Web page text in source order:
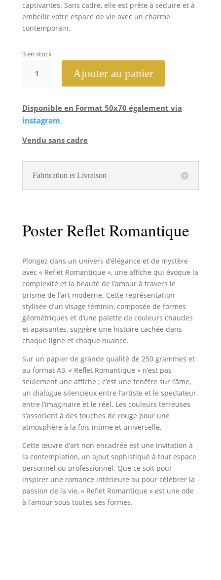
captivantes. Sans cadre, elle est prête à séduire et à
embellir votre espace de vie avec un charme
contemporain.
3 en stock
Ajouter au panier
Disponible en Format 50x70 également via
instagram
Vendu sans cadre
Fabrication et Livraison
Poster Reflet Romantique
Plongez dans un univers d’élégance et de mystère
avec « Reflet Romantique », une affiche qui évoque la
complexité et la beauté de l’amour à travers le
prisme de l’art moderne. Cette représentation
stylisée d’un visage féminin, composée de formes
géométriques et d’une palette de couleurs chaudes
et apaisantes, suggère une histoire cachée dans
chaque ligne et chaque nuance.
Sur un papier de grande qualité de 250 grammes et
au format A3, « Reflet Romantique » n’est pas
seulement une affiche ; c’est une fenêtre sur l’âme,
un dialogue silencieux entre l’artiste et le spectateur,
entre l’imaginaire et le réel. Les couleurs terreuses
s’associent à des touches de rouge pour une
atmosphère à la fois intime et universelle.
Cette œuvre d’art non encadrée est une invitation à
la contemplation, un ajout sophistiqué à tout espace
personnel ou professionnel. Que ce soit pour
inspirer une romance intérieure ou pour célébrer la
passion de la vie, « Reflet Romantique » est une ode
à l’amour sous toutes ses formes.